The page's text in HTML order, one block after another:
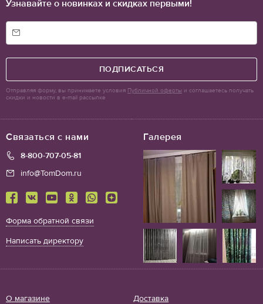
Галерея
Связаться с нами
8-800-707-05-81
info@TomDom.ru
Форма обратной связи
Написать директору
О магазине Доставка
Узнавайте о новинках и скидках первыми!
ПОДПИСАТЬСЯ
Отправляя форму, вы принимаете условия Публичной оферты и соглашаетесь получать
скидки и новости в e-mail рассылке